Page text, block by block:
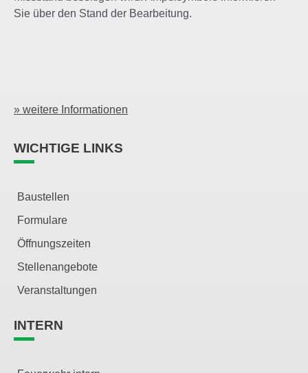
Sie über den Stand der Bearbeitung.
» weitere Informationen
WICHTIGE LINKS
Baustellen
Formulare
Öffnungszeiten
Stellenangebote
Veranstaltungen
INTERN